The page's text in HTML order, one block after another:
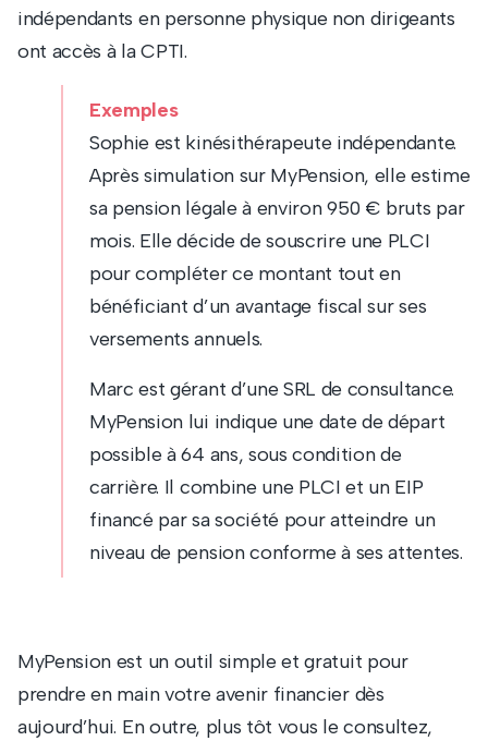
indépendants en personne physique non dirigeants
ont accès à la CPTI.
Exemples
Sophie est kinésithérapeute indépendante.
Après simulation sur MyPension, elle estime
sa pension légale à environ 950 € bruts par
mois. Elle décide de souscrire une PLCI
pour compléter ce montant tout en
bénéficiant d’un avantage fiscal sur ses
versements annuels.
Marc est gérant d’une SRL de consultance.
MyPension lui indique une date de départ
possible à 64 ans, sous condition de
carrière. Il combine une PLCI et un EIP
financé par sa société pour atteindre un
niveau de pension conforme à ses attentes.
MyPension est un outil simple et gratuit pour
prendre en main votre avenir financier dès
aujourd’hui. En outre, plus tôt vous le consultez,